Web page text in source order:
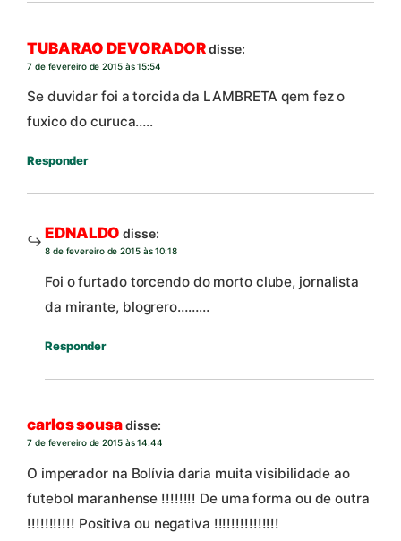
TUBARAO DEVORADORdisse:
7 de fevereiro de 2015 às 15:54
Se duvidar foi a torcida da LAMBRETA qem fez o
fuxico do curuca…..
Responder
EDNALDO disse:
8 de fevereiro de 2015 às 10:18
Foi o furtado torcendo do morto clube, jornalista
da mirante, blogrero………
Responder
carlos sousadisse:
7 de fevereiro de 2015 às 14:44
O imperador na Bolívia daria muita visibilidade ao
futebol maranhense !!!!!!!! De uma forma ou de outra
!!!!!!!!!!! Positiva ou negativa !!!!!!!!!!!!!!!